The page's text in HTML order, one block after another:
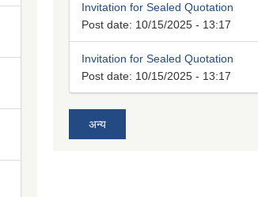
Invitation for Sealed Quotation
Post date: 10/15/2025 - 13:17
Invitation for Sealed Quotation
Post date: 10/15/2025 - 13:17
अन्य